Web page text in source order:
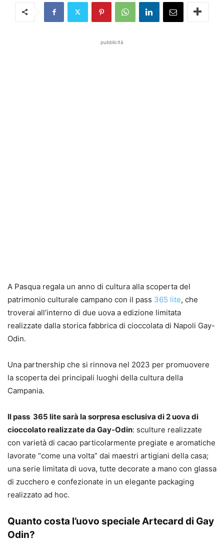
pubblicità
A Pasqua regala un anno di cultura alla scoperta del
patrimonio culturale campano con il pass 365 lite, che
troverai all’interno di due uova a edizione limitata
realizzate dalla storica fabbrica di cioccolata di Napoli Gay-
Odin.
Una partnership che si rinnova nel 2023 per promuovere
la scoperta dei principali luoghi della cultura della
Campania.
Il pass 365 lite sarà la sorpresa esclusiva di 2 uova di
cioccolato realizzate da Gay-Odin: sculture realizzate
con varietà di cacao particolarmente pregiate e aromatiche
lavorate “come una volta” dai maestri artigiani della casa;
una serie limitata di uova, tutte decorate a mano con glassa
di zucchero e confezionate in un elegante packaging
realizzato ad hoc.
Quanto costa l’uovo speciale Artecard di Gay
Odin?